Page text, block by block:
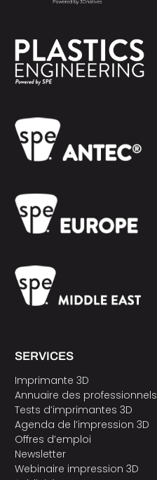
SERVICES
Imprimante 3D
Annuaire des professionnels
Tests d’imprimantes 3D
Agenda de l’impression 3D
Offres d’emploi
Newsletter
Webinaire impression 3D